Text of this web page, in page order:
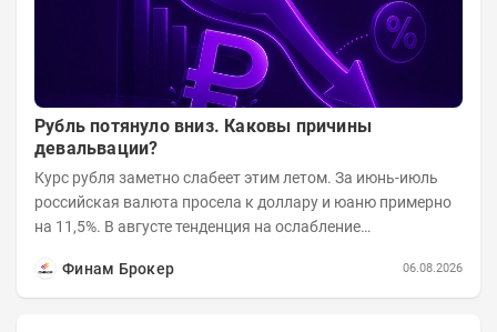
Рубль потянуло вниз. Каковы причины
девальвации?
Курс рубля заметно слабеет этим летом. За июнь-июль
российская валюта просела к доллару и юаню примерно
на 11,5%. В августе тенденция на ослабление
Финам Брокер
06.08.2026